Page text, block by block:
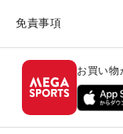
免責事項
お買い物